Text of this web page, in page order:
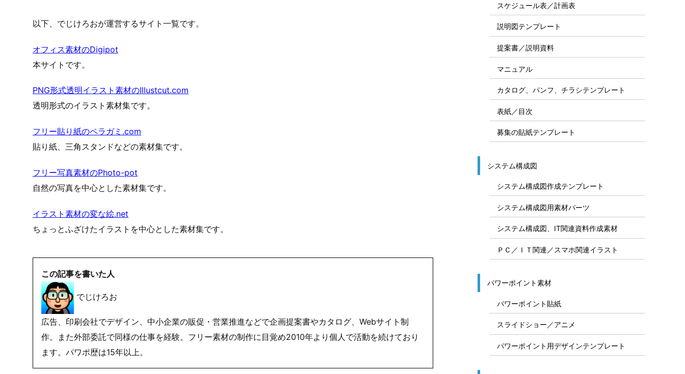
以下、でじけろおが運営するサイト一覧です。
オフィス素材のDigipot
本サイトです。
PNG形式透明イラスト素材のIllustcut.com
透明形式のイラスト素材集です。
フリー貼り紙のペラガミ.com
貼り紙、三角スタンドなどの素材集です。
フリー写真素材のPhoto-pot
自然の写真を中心とした素材集です。
イラスト素材の変な絵.net
ちょっとふざけたイラストを中心とした素材集です。
この記事を書いた人
でじけろお
広告、印刷会社でデザイン、中小企業の販促・営業推進などで企画提案書やカタログ、Webサイト制
作。また外部委託で同様の仕事を経験。フリー素材の制作に目覚め2010年より個人で活動を続けており
ます。パワポ歴は15年以上。
スケジュール表／計画表
説明図テンプレート
提案書／説明資料
マニュアル
カタログ、パンフ、チラシテンプレート
表紙／目次
募集の貼紙テンプレート
システム構成図
システム構成図作成テンプレート
システム構成図用素材パーツ
システム構成図、IT関連資料作成素材
ＰＣ／ＩＴ関連／スマホ関連イラスト
パワーポイント素材
パワーポイント貼紙
スライドショー／アニメ
パワーポイント用デザインテンプレート